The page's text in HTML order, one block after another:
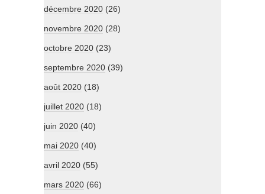
décembre 2020 (26)
novembre 2020 (28)
octobre 2020 (23)
septembre 2020 (39)
août 2020 (18)
juillet 2020 (18)
juin 2020 (40)
mai 2020 (40)
avril 2020 (55)
mars 2020 (66)